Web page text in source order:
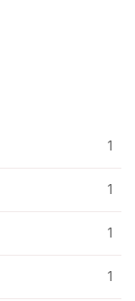
1
1
1
1